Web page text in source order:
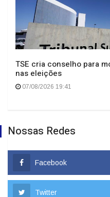
TSE cria conselho para
nas eleições
07/08/2026 19:41
Nossas Redes
Facebook
Twitter